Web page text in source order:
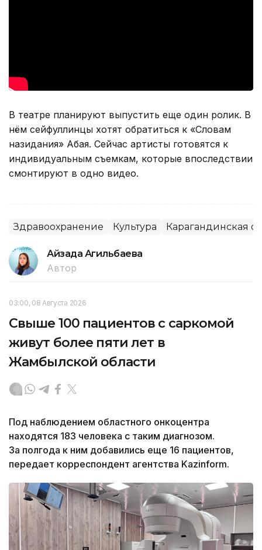
В театре планируют выпустить еще один ролик. В
нём сейфуллинцы хотят обратиться к «Словам
назидания» Абая. Сейчас артисты готовятся к
индивидуальным съемкам, которые впоследствии
смонтируют в одно видео.
Здравоохранение Культура Карагандинская
Айзада Агильбаева
Автор
03:00, 08 Августа 2026
Свыше 100 пациентов с саркомой
живут более пяти лет в
Жамбылской области
Под наблюдением областного онкоцентра
находятся 183 человека с таким диагнозом.
За полгода к ним добавились еще 16 пациентов,
передает корреспондент агентства Kazinform.